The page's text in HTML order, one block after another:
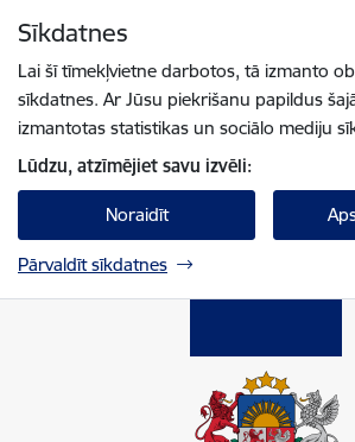
Sīkdatnes
Lai šī tīmekļvietne darbotos, tā izmanto
sīkdatnes. Ar Jūsu piekrišanu papildus
izmantotas statistikas un sociālo mediju
Lūdzu, atzīmējiet savu izvēli:
Noraidīt
Pārvaldīt sīkdatnes